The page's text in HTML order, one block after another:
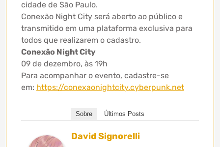
cidade de São Paulo.
Conexão Night City será aberto ao público e
transmitido em uma plataforma exclusiva para
todos que realizarem o cadastro.
Conexão Night City
09 de dezembro, às 19h
Para acompanhar o evento, cadastre-se
em: https://conexaonightcity.cyberpunk.net
Sobre Últimos Posts
David Signorelli